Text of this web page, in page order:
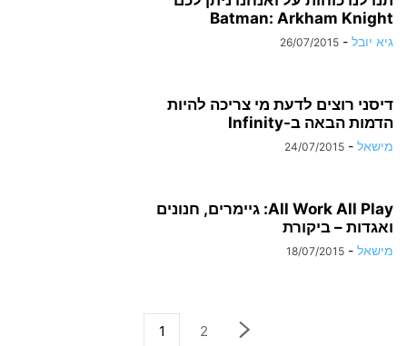
Batman: Arkham Knight
גיא יובל -
26/07/2015
דיסני רוצים לדעת מי צריכה להיות
הדמות הבאה ב-Infinity
מישאל -
24/07/2015
All Work All Play: גיימרים, חנונים
ואגדות – ביקורת
מישאל -
18/07/2015
1 2